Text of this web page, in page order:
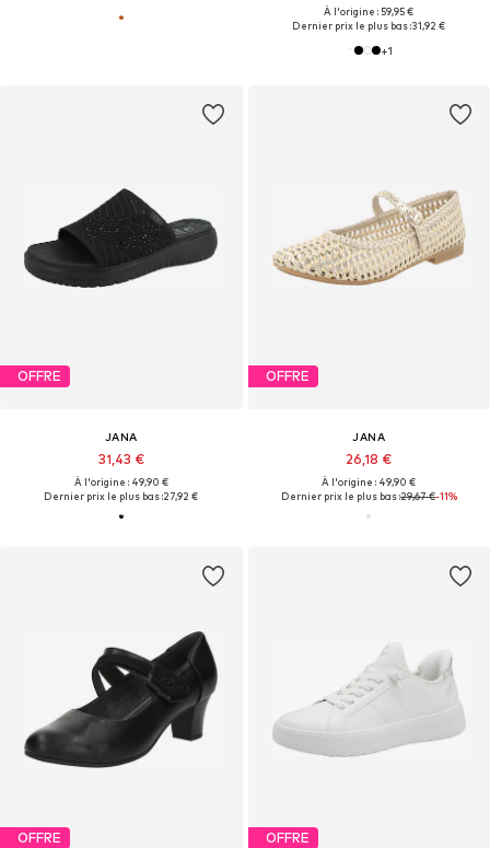
À l'origine : 59,95 €
Dernier prix le plus bas :31,92 €
+1
OFFRE
JANA
31,43 €
À l'origine : 49,90 €
Dernier prix le plus bas :27,92 €
OFFRE
JANA
26,18 €
À l'origine : 49,90 €
Dernier prix le plus bas :29,67 €-11%
OFFRE OFFRE